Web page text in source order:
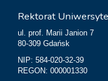
Rektorat
ul. prof. Marii Janion 7
80-309 Gdańsk
NIP: 584-020-32-39
REGON: 000001330